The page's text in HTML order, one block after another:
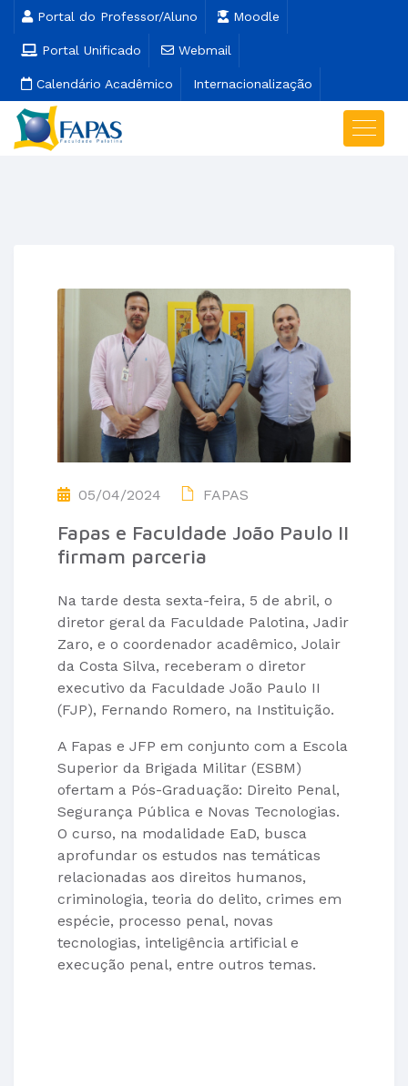
Portal do Professor/Aluno Moodle
Portal Unificado Webmail
Calendário Acadêmico Internacionalização
05/04/2024 FAPAS
Fapas e Faculdade João Paulo II
firmam parceria
Na tarde desta sexta-feira, 5 de abril, o
diretor geral da Faculdade Palotina, Jadir
Zaro, e o coordenador acadêmico, Jolair
da Costa Silva, receberam o diretor
executivo da Faculdade João Paulo II
(FJP), Fernando Romero, na Instituição.
A Fapas e JFP em conjunto com a Escola
Superior da Brigada Militar (ESBM)
ofertam a Pós-Graduação: Direito Penal,
Segurança Pública e Novas Tecnologias.
O curso, na modalidade EaD, busca
aprofundar os estudos nas temáticas
relacionadas aos direitos humanos,
criminologia, teoria do delito, crimes em
espécie, processo penal, novas
tecnologias, inteligência artificial e
execução penal, entre outros temas.